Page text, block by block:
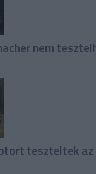
nem
teszteltek az